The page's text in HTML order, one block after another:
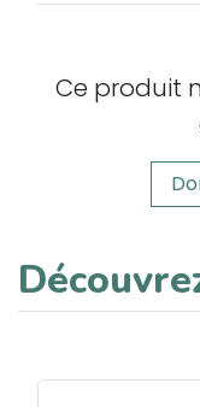
Ce produit